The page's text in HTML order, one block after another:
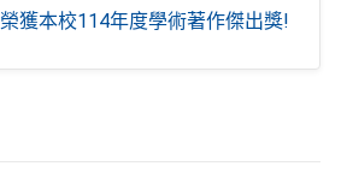
榮獲本校114年度學術著作傑出獎!